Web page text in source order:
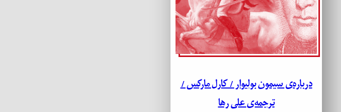
درباره‌ی سیمون بولیوار / کارل مارکس /
ترجمه‌ی علی رها